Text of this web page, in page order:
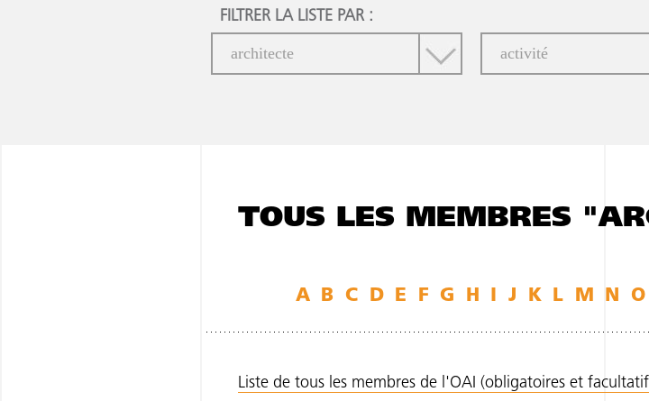
FILTRER LA LISTE PAR :
TOUS LES MEMBRES
A B C D E F G H J K L M N O
Liste de tous les membres de l'OAI (obligatoires et